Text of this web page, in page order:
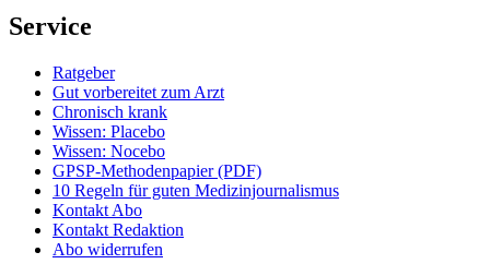
Service
Ratgeber
Gut vorbereitet zum Arzt
Chronisch krank
Wissen: Placebo
Wissen: Nocebo
GPSP-Methodenpapier (PDF)
10 Regeln für guten Medizinjournalismus
Kontakt Abo
Kontakt Redaktion
Abo widerrufen